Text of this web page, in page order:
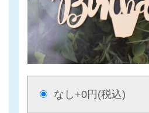
なし +0円(税込)